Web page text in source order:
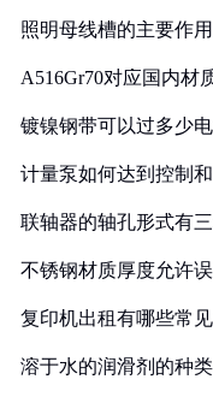
照明母线槽的主要作
A516Gr70对应国内材
镀镍钢带可以过多少
计量泵如何达到控制
联轴器的轴孔形式有
不锈钢材质厚度允许
复印机出租有哪些常
溶于水的润滑剂的种类